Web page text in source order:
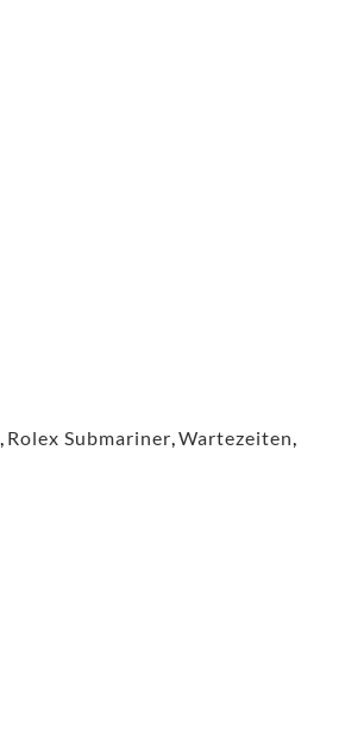
Rolex Submariner Wartezeiten